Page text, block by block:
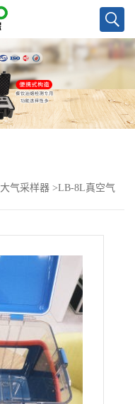
大气采样器 >LB-8L真空气